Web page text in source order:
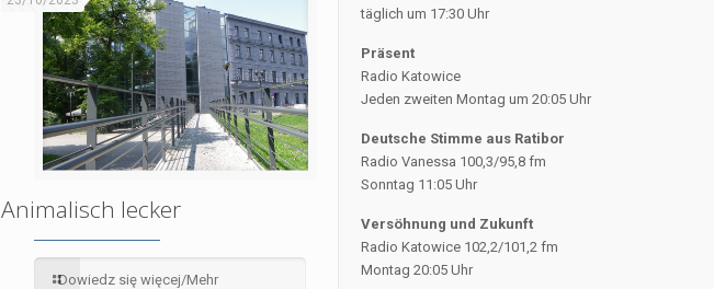
Animalisch lecker
Dowiedz się więcej/Mehr
täglich um 17:30 Uhr
Präsent
Radio Katowice
Jeden zweiten Montag um 20:05 Uhr
Deutsche Stimme aus Ratibor
Radio Vanessa 100,3/95,8 fm
Sonntag 11:05 Uhr
Versöhnung und Zukunft
Radio Katowice 102,2/101,2 fm
Montag 20:05 Uhr